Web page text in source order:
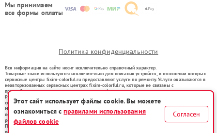
Мы принимаем
все формы оплаты
Политика конфиденциальности
Вся информация на сайте носит исключительно справочный характер.
Товарные знаки используются исключительно для описания устройств, в отношении которых
сервисные центры fixim-colorful.ru предоставляют услуги по ремонту. Услуги оказываются в
неавторизованных сервисных центрах fixim-colorful.ru, которые не связаны с
правообладателями товарных знаков или их официальными представителями.
Ремонт осуществляется для устройств, уже введенных в гражданский оборот в соответствии
со статьей 1487 ГК РФ.
Использование товарных знаков не преследует цели индивидуализации услуг или введения
потребителей в заблуждение, а служит для информирования о предоставляемых услугах по
ремонту техники указанных брендов.
Представленная на сайте информация не является публичной офертой, определяемой
Этот сайт использует файлы cookie. Вы можете
ознакомиться справилами использования
файлов cookie
Согласен